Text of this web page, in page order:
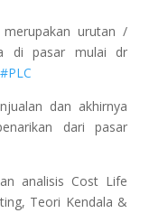
merupakan urutan /
di pasar mulai dr
#PLC
dan akhirnya
dari pasar
analisis Cost Life
Teori Kendala &